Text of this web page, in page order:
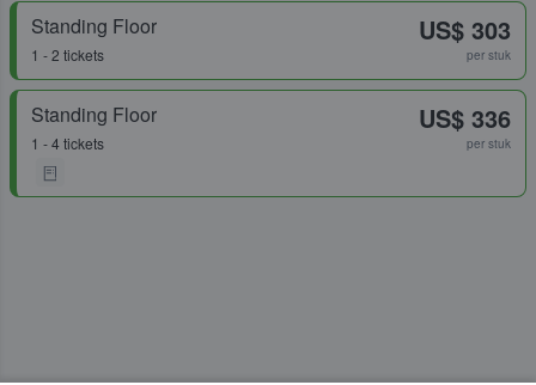
Standing Floor
1 - 2 tickets
US$ 303
per stuk
Standing Floor
1 - 4 tickets
US$ 336
per stuk